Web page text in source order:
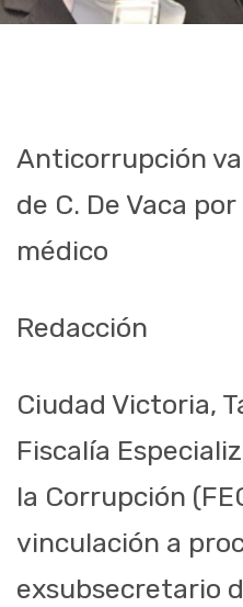
Anticorrupción
de C. De Vaca
médico
Redacción
Ciudad Victoria,
Fiscalía
la Corrupción
vinculación a
exsubsecretario